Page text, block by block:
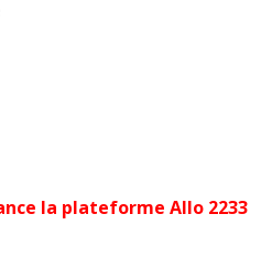
la plateforme Allo 2233